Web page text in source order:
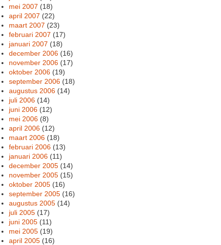
mei 2007 (18)
april 2007 (22)
maart 2007 (23)
februari 2007 (17)
januari 2007 (18)
december 2006 (16)
november 2006 (17)
oktober 2006 (19)
september 2006 (18)
augustus 2006 (14)
juli 2006 (14)
juni 2006 (12)
mei 2006 (8)
april 2006 (12)
maart 2006 (18)
februari 2006 (13)
januari 2006 (11)
december 2005 (14)
november 2005 (15)
oktober 2005 (16)
september 2005 (16)
augustus 2005 (14)
juli 2005 (17)
juni 2005 (11)
mei 2005 (19)
april 2005 (16)